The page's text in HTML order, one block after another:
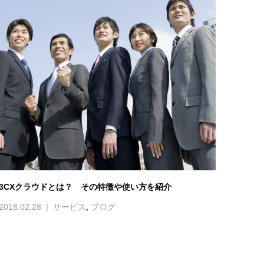
クラウドとは？ その特徴や使い方を紹介
サービス,ブログ